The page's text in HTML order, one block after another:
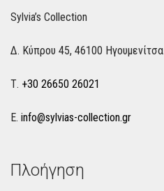
Sylvia’s Collection
Δ. Κύπρου 45, 46100 Ηγουμενίτσα
Τ. +30 26650 26021
Ε. info@sylvias-collection.gr
Πλοήγηση